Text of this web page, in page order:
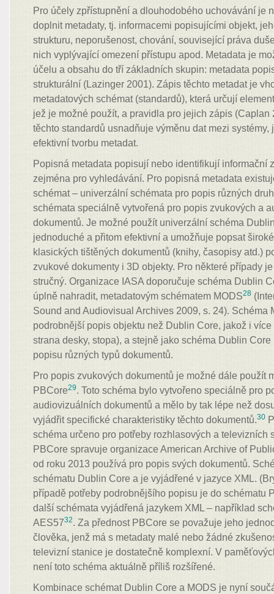
Pro účely zpřístupnění a dlouhodobého uchovávání je
doplnit metadaty, tj. informacemi popisujícími objekt,
strukturu, neporušenost, chování, související práva
nich vyplývající omezení přístupu apod. Metadata je
účelu a obsahu do tří základních skupin: metadata
strukturální (Lazinger 2001). Zápis těchto metadat je
metadatových schémat (standardů), která určují
jež je možné použít, a pravidla pro jejich zápis (Caplan
těchto standardů usnadňuje výměnu dat mezi systémy,
efektivní tvorbu metadat.
Popisná metadata popisují nebo identifikují informační
zejména pro vyhledávání. Pro popisná metadata
schémat – univerzální schémata pro popis různých
schémata speciálně vytvořená pro popis zvukových a
dokumentů. Je možné použít univerzální schéma
jednoduché a přitom efektivní a umožňuje popsat
klasických tištěných dokumentů (knihy, časopisy atd.)
zvukové dokumenty i 3D objekty. Pro některé případy
stručný. Organizace IASA doporučuje schéma Dublin
úplně nahradit, metadatovým schématem MODS28
Sound and Audiovisual Archives 2009, s. 24). Schéma
podrobnější popis objektu než Dublin Core, jakož i
strana desky, stopa), a stejně jako schéma Dublin
popisu různých typů dokumentů.
Pro popis zvukových dokumentů je možné dále použít
PBCore29. Toto schéma bylo vytvořeno speciálně pro
audiovizuálních dokumentů a mělo by tak lépe než
vyjádřit specifické charakteristiky těchto dokumentů.30
schéma určeno pro potřeby rozhlasových a televizních
PBCore spravuje organizace American Archive of
od roku 2013 používá pro popis svých dokumentů.
schématu Dublin Core a je vyjádřené v jazyce XML.
případě potřeby podrobnějšího popisu je do schématu
další schémata vyjádřená jazykem XML – například
AES5732. Za přednost PBCore se považuje jeho
člověka, jenž má s metadaty malé nebo žádné
televizní stanice je dostatečně komplexní. V
není toto schéma aktuálně příliš rozšířené.
Kombinace schémat Dublin Core a MODS je nyní